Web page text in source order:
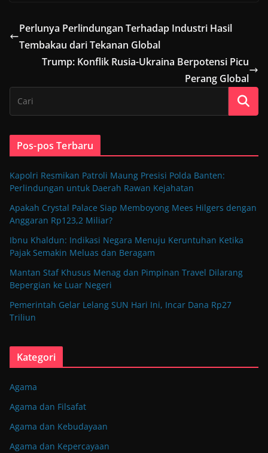
Perlunya Perlindungan Terhadap Industri Hasil
Tembakau dari Tekanan Global
Trump: Konflik Rusia-Ukraina Berpotensi Picu
Perang Global
Pos-pos Terbaru
Kapolri Resmikan Patroli Maung Presisi Polda Banten:
Perlindungan untuk Daerah Rawan Kejahatan
Apakah Crystal Palace Siap Memboyong Mees Hilgers dengan
Anggaran Rp123,2 Miliar?
Ibnu Khaldun: Indikasi Negara Menuju Keruntuhan Ketika
Pajak Semakin Meluas dan Beragam
Mantan Staf Khusus Menag dan Pimpinan Travel Dilarang
Bepergian ke Luar Negeri
Pemerintah Gelar Lelang SUN Hari Ini, Incar Dana Rp27
Triliun
Kategori
Agama
Agama dan Filsafat
Agama dan Kebudayaan
Agama dan Kepercayaan